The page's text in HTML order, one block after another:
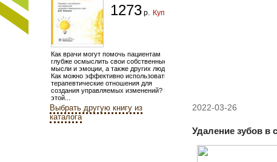
2022-03-26
Удаление зубов в
1273 р. Купить
Как врачи могут помочь пациентам
глубже осмыслить свои собственные
мысли и эмоции, а также других людей?
Как можно эффективно использовать
терапевтические отношения для
создания управляемых изменений? В
этой...
Выбрать другую книгу из
каталога